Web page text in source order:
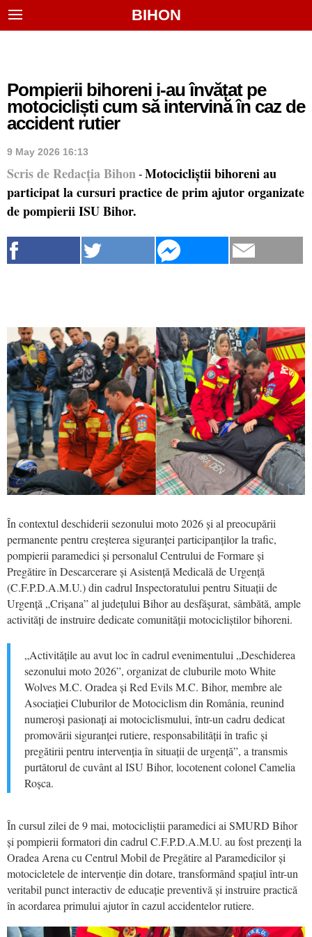
BIHON
Pompierii bihoreni i-au învățat pe
motocicliști cum să intervină în caz de
accident rutier
9 May 2026 16:13
Scris de Redacția Bihon - Motocicliștii bihoreni au
participat la cursuri practice de prim ajutor organizate
de pompierii ISU Bihor.
În contextul deschiderii sezonului moto 2026 și al preocupării
permanente pentru creșterea siguranței participanților la trafic,
pompierii paramedici și personalul Centrului de Formare și
Pregătire în Descarcerare și Asistență Medicală de Urgență
(C.F.P.D.A.M.U.) din cadrul Inspectoratului pentru Situații de
Urgență „Crișana” al județului Bihor au desfășurat, sâmbătă, ample
activități de instruire dedicate comunității motocicliștilor bihoreni.
„Activitățile au avut loc în cadrul evenimentului „Deschiderea
sezonului moto 2026”, organizat de cluburile moto White
Wolves M.C. Oradea și Red Evils M.C. Bihor, membre ale
Asociației Cluburilor de Motociclism din România, reunind
numeroși pasionați ai motociclismului, într-un cadru dedicat
promovării siguranței rutiere, responsabilității în trafic și
pregătirii pentru intervenția în situații de urgență”, a transmis
purtătorul de cuvânt al ISU Bihor, locotenent colonel Camelia
Roșca.
În cursul zilei de 9 mai, motocicliștii paramedici ai SMURD Bihor
și pompierii formatori din cadrul C.F.P.D.A.M.U. au fost prezenți la
Oradea Arena cu Centrul Mobil de Pregătire al Paramedicilor și
motocicletele de intervenție din dotare, transformând spațiul într-un
veritabil punct interactiv de educație preventivă și instruire practică
în acordarea primului ajutor în cazul accidentelor rutiere.